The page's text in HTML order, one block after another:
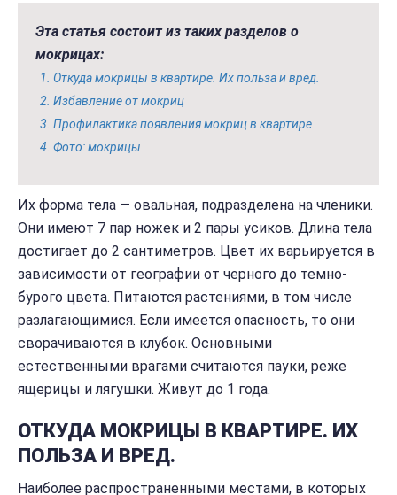
Эта статья состоит из таких разделов о
мокрицах:
Откуда мокрицы в квартире. Их польза и вред.
Избавление от мокриц
Профилактика появления мокриц в квартире
Фото: мокрицы
Их форма тела — овальная, подразделена на членики.
Они имеют 7 пар ножек и 2 пары усиков. Длина тела
достигает до 2 сантиметров. Цвет их варьируется в
зависимости от географии от черного до темно-
бурого цвета. Питаются растениями, в том числе
разлагающимися. Если имеется опасность, то они
сворачиваются в клубок. Основными
естественными врагами считаются пауки, реже
ящерицы и лягушки. Живут до 1 года.
ОТКУДА МОКРИЦЫ В КВАРТИРЕ. ИХ
ПОЛЬЗА И ВРЕД.
Наиболее распространенными местами, в которых